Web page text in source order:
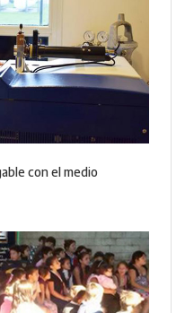
con el medio